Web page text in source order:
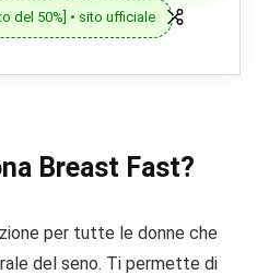
del 50%] • sito ufficiale
Breast Fast?
per tutte le donne che
del seno. Ti permette di